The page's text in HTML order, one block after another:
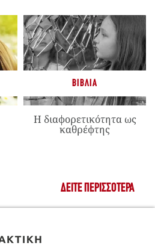
ΒΙΒΛΊΑ
Η διαφορετικότητα ως
καθρέφτης
ΔΕΊΤΕ ΠΕΡΙΣΣΌΤΕΡΑ